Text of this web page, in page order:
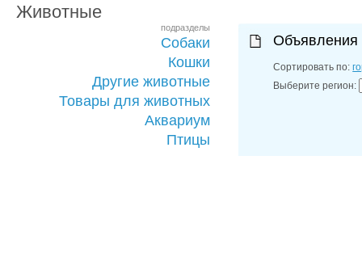
Животные
подразделы
Собаки
Кошки
Другие животные
Товары для животных
Аквариум
Птицы
Сортировать по:
Выберите регион: